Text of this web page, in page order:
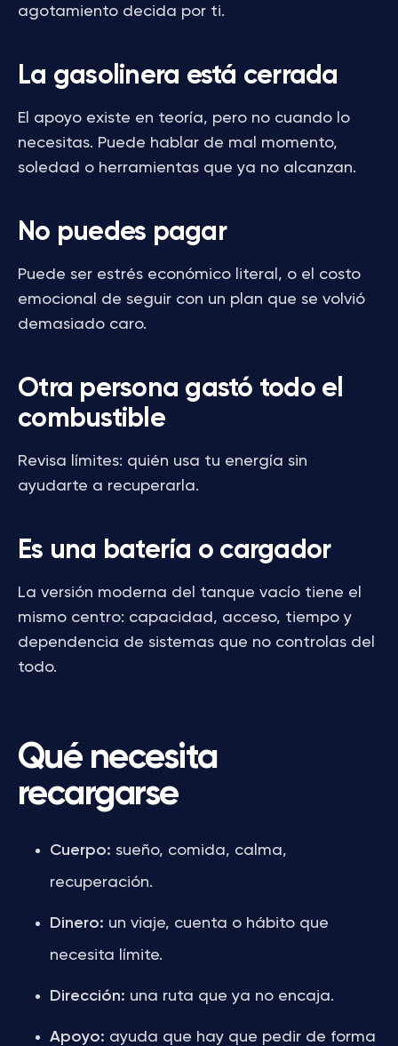
agotamiento decida por ti.
La gasolinera está cerrada
El apoyo existe en teoría, pero no cuando lo
necesitas. Puede hablar de mal momento,
soledad o herramientas que ya no alcanzan.
No puedes pagar
Puede ser estrés económico literal, o el costo
emocional de seguir con un plan que se volvió
demasiado caro.
Otra persona gastó todo el
combustible
Revisa límites: quién usa tu energía sin
ayudarte a recuperarla.
Es una batería o cargador
La versión moderna del tanque vacío tiene el
mismo centro: capacidad, acceso, tiempo y
dependencia de sistemas que no controlas del
todo.
Qué necesita
recargarse
Cuerpo: sueño, comida, calma,
recuperación.
Dinero: un viaje, cuenta o hábito que
necesita límite.
Dirección: una ruta que ya no encaja.
Apoyo: ayuda que hay que pedir de forma